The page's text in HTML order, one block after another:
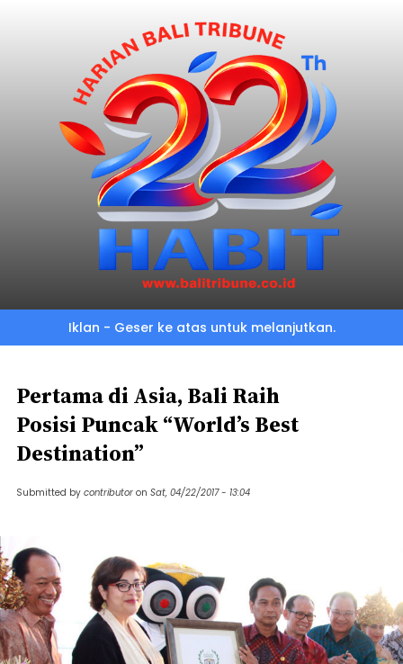
Iklan - Geser ke atas untuk melanjutkan.
Pertama di Asia, Bali Raih
Posisi Puncak “World’s Best
Destination”
Submitted by contributor on Sat, 04/22/2017 - 13:04